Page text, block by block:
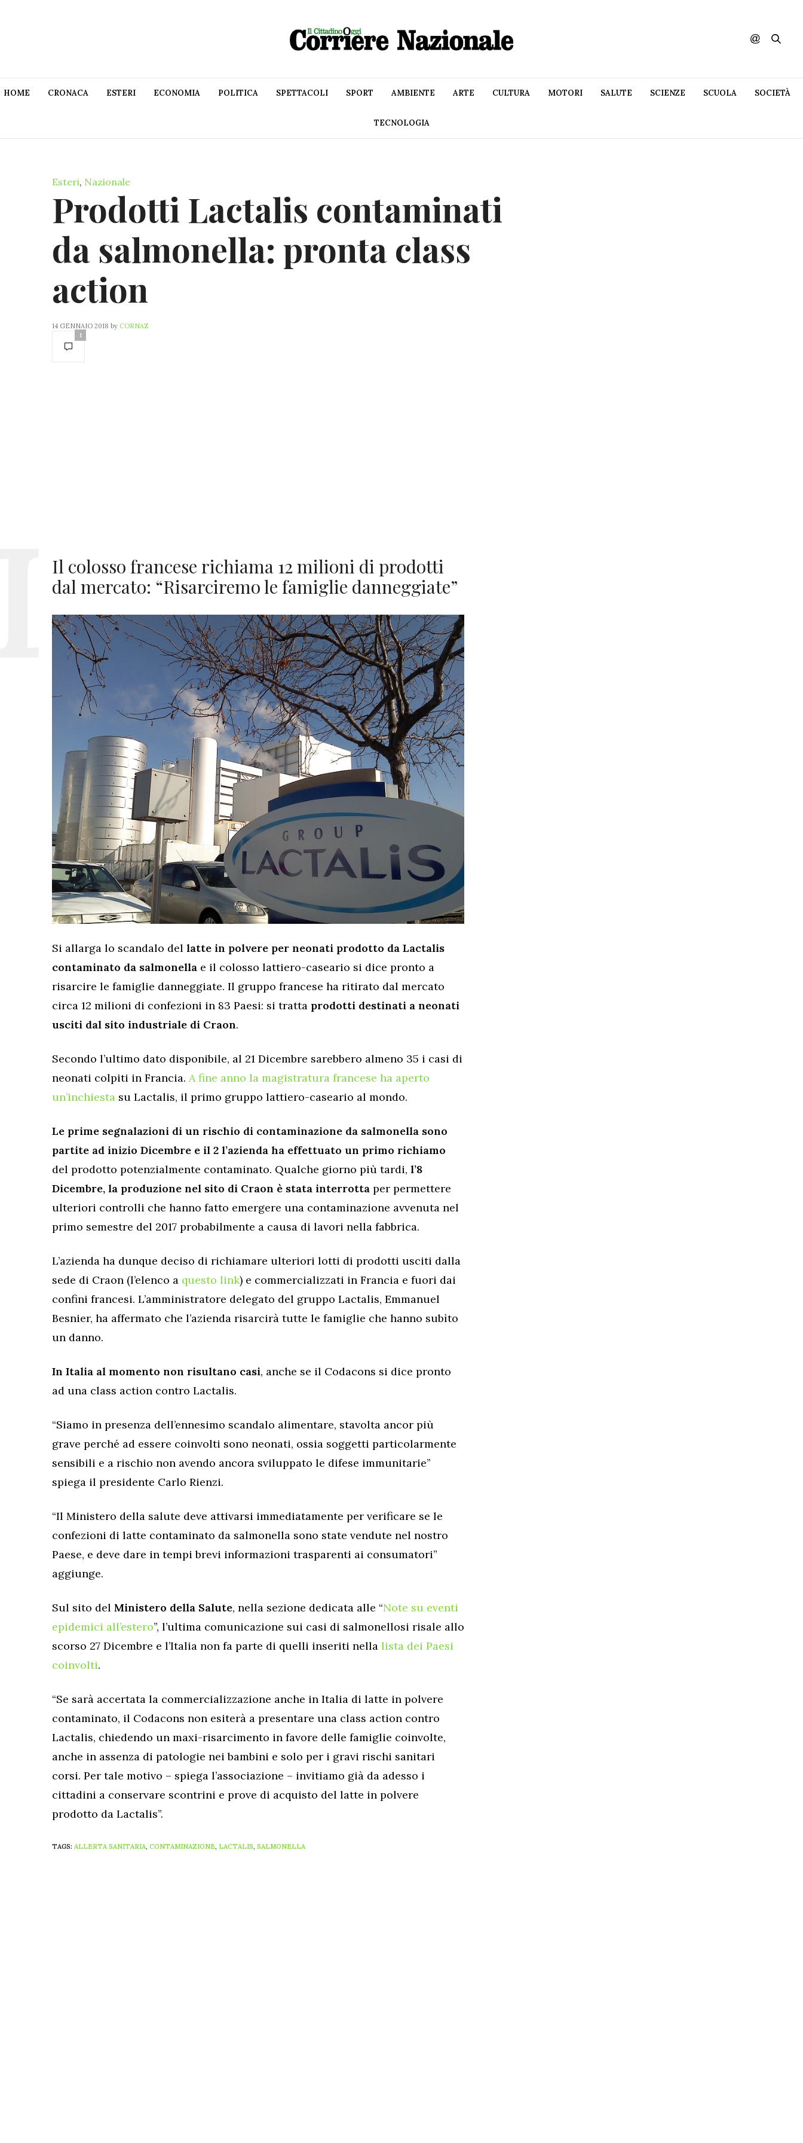
HOME CRONACA ESTERI ECONOMIA POLITICA SPETTACOLI SPORT AMBIENTE ARTE CULTURA MOTORI SALUTE SCIENZE SCUOLA SOCIETÀ
TECNOLOGIA
Esteri, Nazionale
Prodotti Lactalis contaminati
da salmonella: pronta class
action
14 GENNAIO 2018 by CORNAZ
1
Il colosso francese richiama 12 milioni di prodotti
dal mercato: “Risarciremo le famiglie danneggiate”
Si allarga lo scandalo del latte in polvere per neonati prodotto da Lactalis
contaminato da salmonella e il colosso lattiero-caseario si dice pronto a
risarcire le famiglie danneggiate. Il gruppo francese ha ritirato dal mercato
circa 12 milioni di confezioni in 83 Paesi: si tratta prodotti destinati a neonati
usciti dal sito industriale di Craon.
Secondo l’ultimo dato disponibile, al 21 Dicembre sarebbero almeno 35 i casi di
neonati colpiti in Francia. A fine anno la magistratura francese ha aperto
un’inchiesta su Lactalis, il primo gruppo lattiero-caseario al mondo.
Le prime segnalazioni di un rischio di contaminazione da salmonella sono
partite ad inizio Dicembre e il 2 l’azienda ha effettuato un primo richiamo
del prodotto potenzialmente contaminato. Qualche giorno più tardi, l’8
Dicembre, la produzione nel sito di Craon è stata interrotta per permettere
ulteriori controlli che hanno fatto emergere una contaminazione avvenuta nel
primo semestre del 2017 probabilmente a causa di lavori nella fabbrica.
L’azienda ha dunque deciso di richiamare ulteriori lotti di prodotti usciti dalla
sede di Craon (l’elenco a questo link) e commercializzati in Francia e fuori dai
confini francesi. L’amministratore delegato del gruppo Lactalis, Emmanuel
Besnier, ha affermato che l’azienda risarcirà tutte le famiglie che hanno subìto
un danno.
In Italia al momento non risultano casi, anche se il Codacons si dice pronto
ad una class action contro Lactalis.
“Siamo in presenza dell’ennesimo scandalo alimentare, stavolta ancor più
grave perché ad essere coinvolti sono neonati, ossia soggetti particolarmente
sensibili e a rischio non avendo ancora sviluppato le difese immunitarie”
spiega il presidente Carlo Rienzi.
“Il Ministero della salute deve attivarsi immediatamente per verificare se le
confezioni di latte contaminato da salmonella sono state vendute nel nostro
Paese, e deve dare in tempi brevi informazioni trasparenti ai consumatori”
aggiunge.
Sul sito del Ministero della Salute, nella sezione dedicata alle “Note su eventi
epidemici all’estero”, l’ultima comunicazione sui casi di salmonellosi risale allo
scorso 27 Dicembre e l’Italia non fa parte di quelli inseriti nella lista dei Paesi
coinvolti.
“Se sarà accertata la commercializzazione anche in Italia di latte in polvere
contaminato, il Codacons non esiterà a presentare una class action contro
Lactalis, chiedendo un maxi-risarcimento in favore delle famiglie coinvolte,
anche in assenza di patologie nei bambini e solo per i gravi rischi sanitari
corsi. Per tale motivo – spiega l’associazione – invitiamo già da adesso i
cittadini a conservare scontrini e prove di acquisto del latte in polvere
prodotto da Lactalis”.
TAGS: ALLERTA SANITARIA, CONTAMINAZIONE, LACTALIS, SALMONELLA